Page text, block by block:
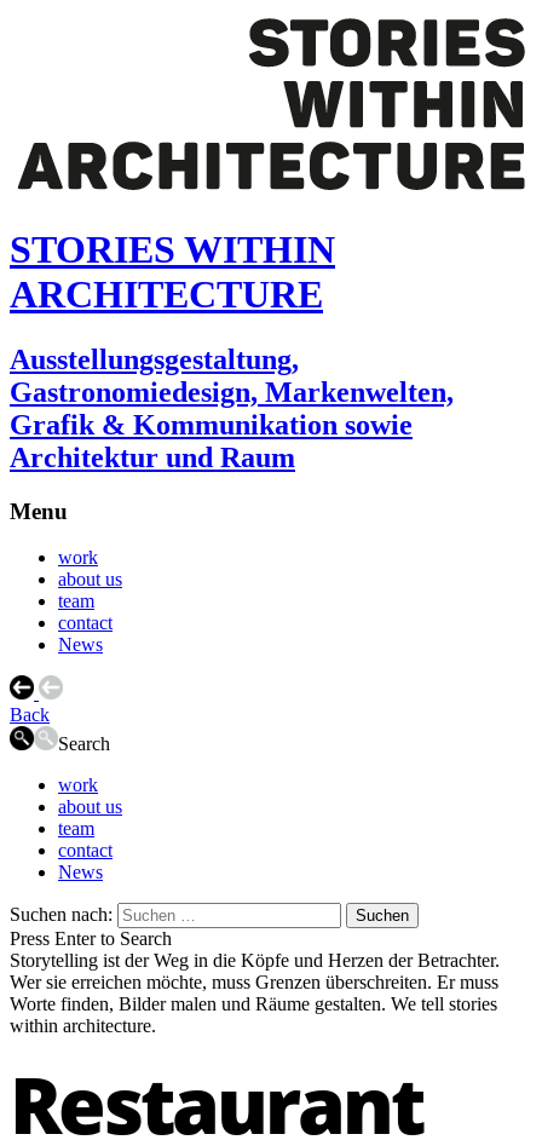
STORIES WITHIN
ARCHITECTURE
Ausstellungsgestaltung,
Gastronomiedesign, Markenwelten,
Grafik & Kommunikation sowie
Architektur und Raum
Menu
work
about us
team
contact
News
Back
Search
work
about us
team
contact
News
Suchen nach:
Press Enter to Search
Storytelling ist der Weg in die Köpfe und Herzen der Betrachter.
Wer sie erreichen möchte, muss Grenzen überschreiten. Er muss
Worte finden, Bilder malen und Räume gestalten. We tell stories
within architecture.
Restaurant